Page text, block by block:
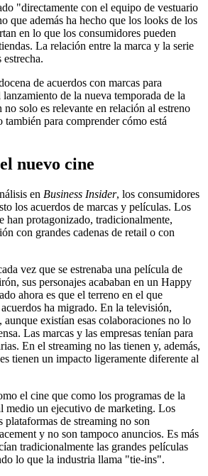
"directamente con el equipo de vestuario
que además ha hecho que los looks de los
en lo que los consumidores pueden
La relación entre la marca y la serie
de acuerdos con marcas para
de la nueva temporada de la
no solo es relevante en relación al estreno
también para comprender cómo está
nuevo cine
en Business Insider, los consumidores
los acuerdos de marcas y películas. Los
han protagonizado, tradicionalmente,
con grandes cadenas de retail o con
vez que se estrenaba una película de
sus personajes acababan en un Happy
ahora es que el terreno en el que
ha migrado. En la televisión,
aunque existían esas colaboraciones no lo
Las marcas y las empresas tenían para
En el streaming no las tienen y, además,
tienen un impacto ligeramente diferente al
el cine que como los programas de la
medio un ejecutivo de marketing. Los
plataformas de streaming no son
y no son tampoco anuncios. Es más
tradicionalmente las grandes películas
lo que la industria llama "tie-ins".